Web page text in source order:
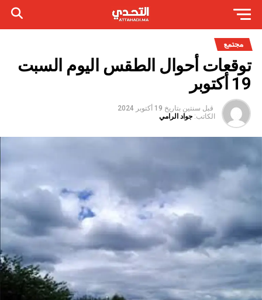
مجتمع
توقعات أحوال الطقس اليوم السبت
19 أكتوبر
قبل سنتين بتاريخ 19 أكتوبر 2024
الكاتب: جواد الرامي